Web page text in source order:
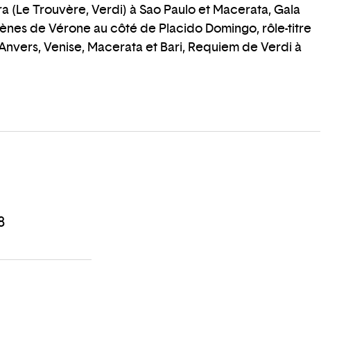
(Le Trouvère, Verdi) à Sao Paulo et Macerata, Gala
de Vérone au côté de Placido Domingo, rôle-titre
Venise, Macerata et Bari, Requiem de Verdi à